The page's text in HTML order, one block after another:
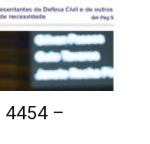
4454 –